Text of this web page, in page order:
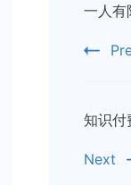
一人有
知识付
Next